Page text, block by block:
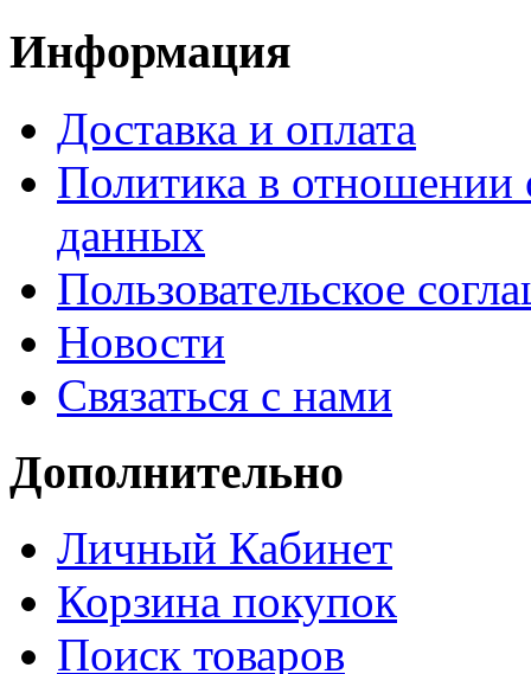
Информация
Доставка и оплата
Политика в отношении
данных
Пользовательское
Новости
Связаться с нами
Дополнительно
Личный Кабинет
Корзина покупок
Поиск товаров